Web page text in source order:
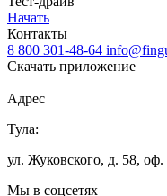
Начать
Контакты
8 800 301-48-64
Скачать приложение
Адрес
Тула:
ул. Жуковского, д. 58,
Мы в соцсетях